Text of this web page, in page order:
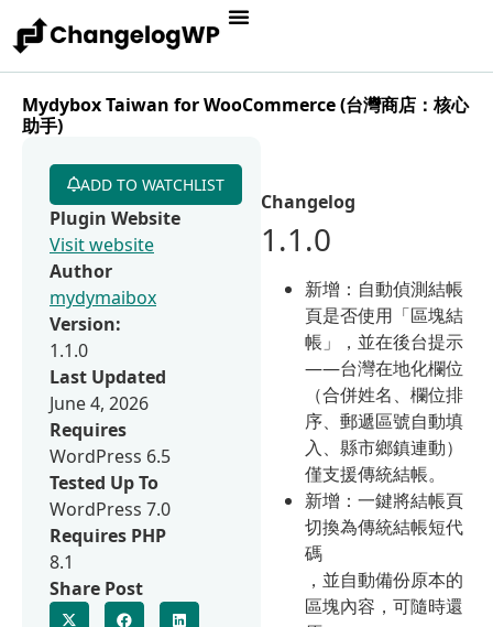
Mydybox Taiwan for WooCommerce (台灣商店：核心
助手)
Changelog
1.1.0
新增：自動偵測結帳
頁是否使用「區塊結
帳」，並在後台提示
——台灣在地化欄位
（合併姓名、欄位排
序、郵遞區號自動填
入、縣市鄉鎮連動）
僅支援傳統結帳。
新增：一鍵將結帳頁
切換為傳統結帳短代
碼
，並自動備份原本的
區塊內容，可隨時還
ADD TO WATCHLIST
Plugin Website
Visit website
Author
mydymaibox
Version:
1.1.0
Last Updated
June 4, 2026
Requires
WordPress 6.5
Tested Up To
WordPress 7.0
Requires PHP
8.1
Share Post